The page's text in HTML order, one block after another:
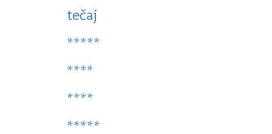
tečaj
*****
****
****
*****